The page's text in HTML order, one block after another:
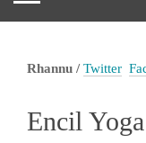
Rhannu /Twitter
Encil